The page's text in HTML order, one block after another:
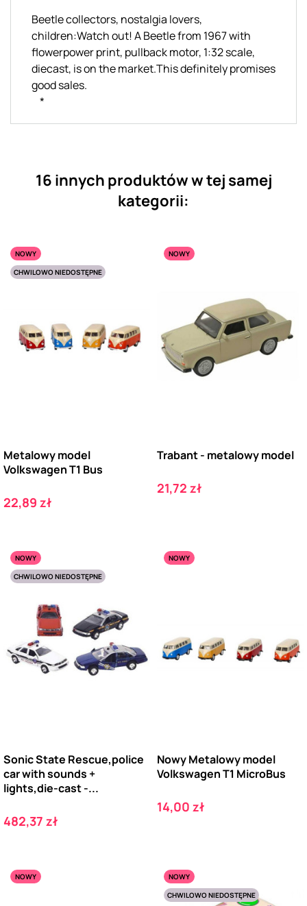
Beetle collectors, nostalgia lovers,
children:Watch out! A Beetle from 1967 with
flowerpower print, pullback motor, 1:32 scale,
diecast, is on the market.This definitely promises
good sales.
*
16 innych produktów w tej samej
kategorii:
NOWY
CHWILOWO NIEDOSTĘPNE
Metalowy model
Volkswagen T1 Bus
Cena
22,89 zł
NOWY
Trabant - metalowy model
Cena
21,72 zł
NOWY
CHWILOWO NIEDOSTĘPNE
Sonic State Rescue,police
car with sounds +
lights,die-cast -...
Cena
482,37 zł
NOWY
Nowy Metalowy model
Volkswagen T1 MicroBus
Cena
14,00 zł
NOWY
NOWY
CHWILOWO NIEDOSTĘPNE